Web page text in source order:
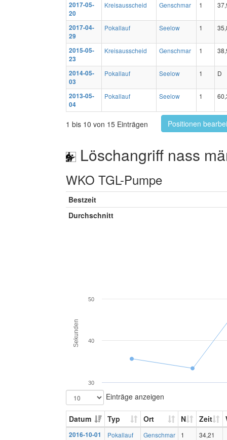
2017-05-
20
Kreisausscheid Genschmar 1
2017-04-
29
Pokallauf Seelow 1
2015-05-
23
Kreisausscheid Genschmar 1
2014-05-
03
Pokallauf Seelow 1 D
2013-05-
04
Pokallauf Seelow 1
1 bis 10 von 15 Einträgen Positionen
Löschangriff nass
WKO TGL-Pumpe
Bestzeit
Durchschnitt
Sekunden
30
40
50
Einträge anzeigen
Datum Typ Ort N Zeit
2016-10-01 Pokallauf Genschmar 1
34,21